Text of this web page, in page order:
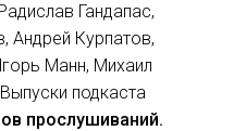
Гандапас,
Курпатов,
Манн, Михаил
подкаста
прослушиваний.